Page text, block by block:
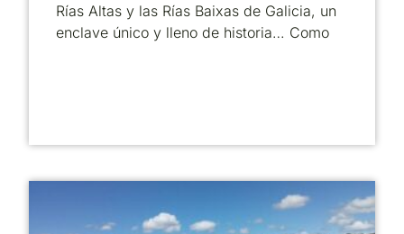
Rías Altas y las Rías Baixas de Galicia, un
enclave único y lleno de historia… Como